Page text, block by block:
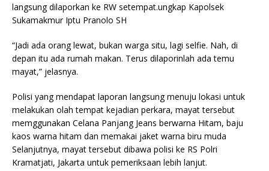
langsung dilaporkan ke RW setempat.ungkap Kapolsek
Sukamakmur Iptu Pranolo SH
“Jadi ada orang lewat, bukan warga situ, lagi selfie. Nah, di
depan itu ada rumah makan. Terus dilaporinlah ada temu
mayat,” jelasnya.
Polisi yang mendapat laporan langsung menuju lokasi untuk
melakukan olah tempat kejadian perkara, mayat tersebut
memggunakan Celana Panjang Jeans berwarna Hitam, baju
kaos warna hitam dan memakai jaket warna biru muda
Selanjutnya, mayat tersebut dibawa polisi ke RS Polri
Kramatjati, Jakarta untuk pemeriksaan lebih lanjut.